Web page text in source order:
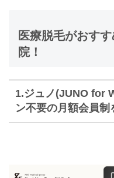
医療脱毛がおす
院！
1.ジュノ(JUNO for
ン不要の月額会員制